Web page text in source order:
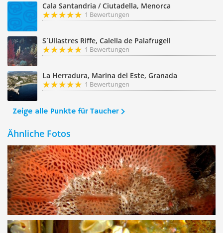
Cala Santandria / Ciutadella, Menorca
1 Bewertungen
S´Ullastres Riffe, Calella de Palafrugell
1 Bewertungen
La Herradura, Marina del Este, Granada
1 Bewertungen
Zeige alle Punkte für Taucher
Ähnliche Fotos